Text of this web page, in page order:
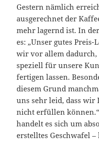
Gestern nämlich
ausgerechnet der
mehr lagernd ist. In
es: „Unser gutes
wir vor allem dadurch,
speziell für unsere
fertigen lassen.
diesem Grund
uns sehr leid, dass
nicht erfüllen
handelt es sich um
erstelltes Geschwafel